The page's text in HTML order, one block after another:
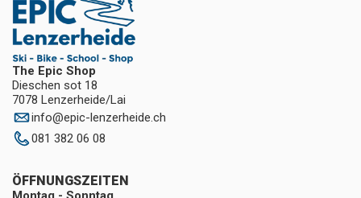
The Epic Shop
Dieschen sot 18
7078 Lenzerheide/Lai
info@epic-lenzerheide.ch
081 382 06 08
ÖFFNUNGSZEITEN